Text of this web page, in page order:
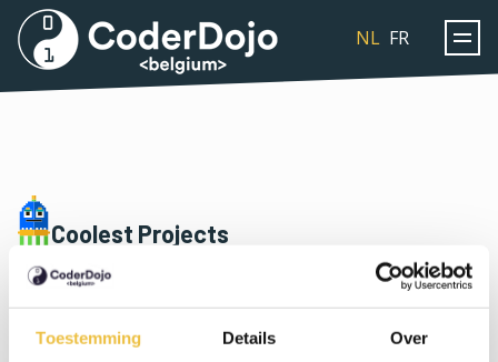
Toestemming Details Over
CoderdojoNL FR
Coolest Projects
Naar het Iers voorbeeld organiseert CoderDojo
Belgium sinds 2016 jaarlijks Coolest Projects Belgium.